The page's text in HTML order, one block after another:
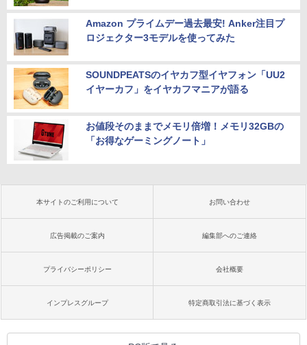
Amazon プライムデー過去最安! Anker注目プ
ロジェクター3モデルを使ってみた
SOUNDPEATSのイヤカフ型イヤフォン「UU2
イヤーカフ」をイヤカフマニアが語る
お値段そのままでメモリ倍増！メモリ32GBの
「お得なゲーミングノート」
本サイトのご利用について お問い合わせ
広告掲載のご案内 編集部へのご連絡
プライバシーポリシー 会社概要
インプレスグループ 特定商取引法に基づく表示